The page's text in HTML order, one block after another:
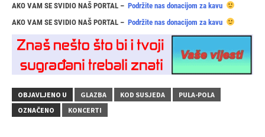
AKO VAM SE SVIDIO NAŠ PORTAL – Podržite nas donacijom za kavu
AKO VAM SE SVIDIO NAŠ PORTAL – Podržite nas donacijom za kavu
OBJAVLJENO U GLAZBA KOD SUSJEDA
PULA-POLA
OZNAČENO
KONCERTI